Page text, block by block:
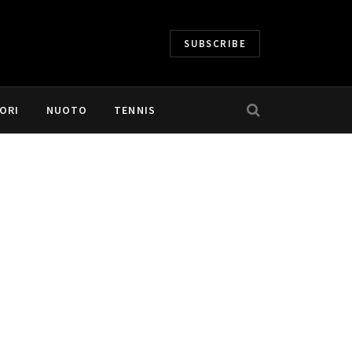
SUBSCRIBE
NUOTO TENNIS